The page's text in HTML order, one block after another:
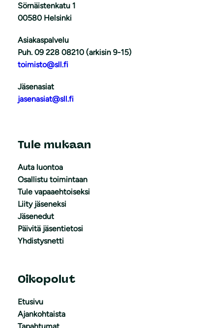
Sörnäistenkatu 1
00580 Helsinki
Asiakaspalvelu
Puh. 09 228 08210 (arkisin 9-15)
toimisto@sll.fi
Jäsenasiat
jasenasiat@sll.fi
Tule mukaan
Auta luontoa
Osallistu toimintaan
Tule vapaaehtoiseksi
Liity jäseneksi
Jäsenedut
Päivitä jäsentietosi
Yhdistysnetti
Oikopolut
Etusivu
Ajankohtaista